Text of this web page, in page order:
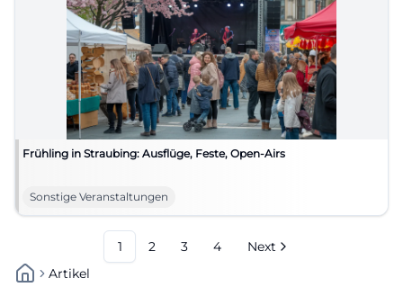
Frühling in Straubing: Ausflüge, Feste, Open-Airs
Sonstige Veranstaltungen
1 2 3 4
Next
Artikel